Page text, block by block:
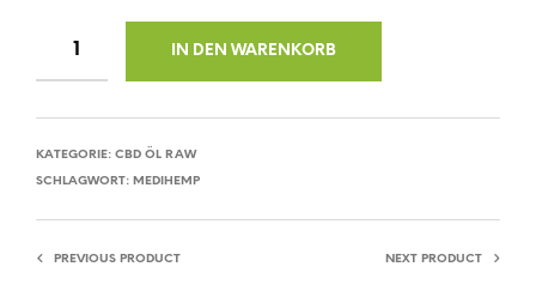
IN DEN WARENKORB
KATEGORIE: CBD ÖL RAW
SCHLAGWORT: MEDIHEMP
PREVIOUS PRODUCT NEXT PRODUCT